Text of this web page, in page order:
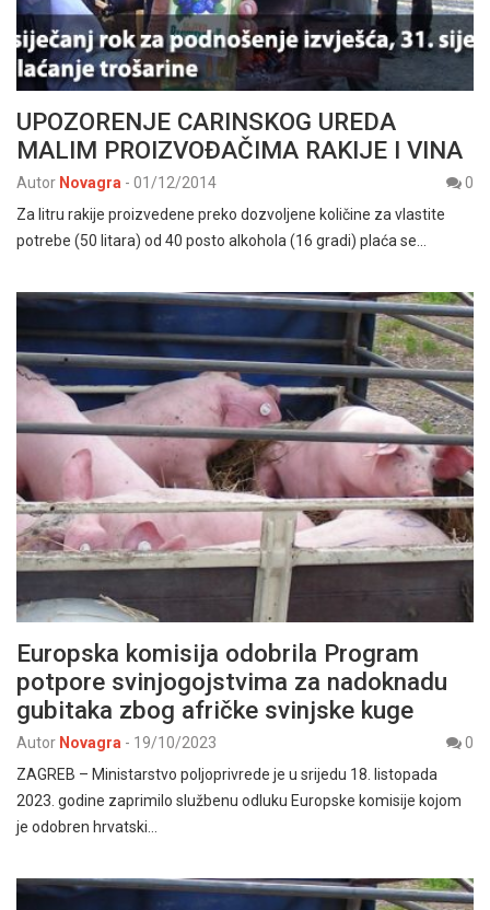
UPOZORENJE CARINSKOG UREDA
MALIM PROIZVOĐAČIMA RAKIJE I VINA
Autor Novagra - 01/12/2014
0
Za litru rakije proizvedene preko dozvoljene količine za vlastite
potrebe (50 litara) od 40 posto alkohola (16 gradi) plaća se…
Europska komisija odobrila Program
potpore svinjogojstvima za nadoknadu
gubitaka zbog afričke svinjske kuge
Autor Novagra - 19/10/2023
0
ZAGREB – Ministarstvo poljoprivrede je u srijedu 18. listopada
2023. godine zaprimilo službenu odluku Europske komisije kojom
je odobren hrvatski…